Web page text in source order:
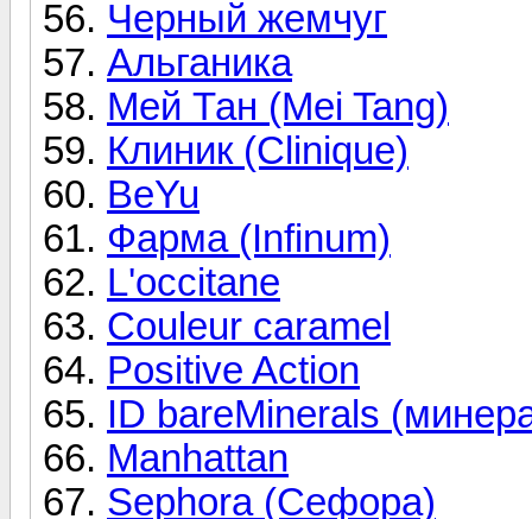
Черный жемчуг
Альганика
Мей Тан (Mei Tang)
Клиник (Clinique)
BeYu
Фарма (Infinum)
L'occitane
Couleur caramel
Positive Action
ID bareMinerals
Manhattan
Sephora (Сефора)